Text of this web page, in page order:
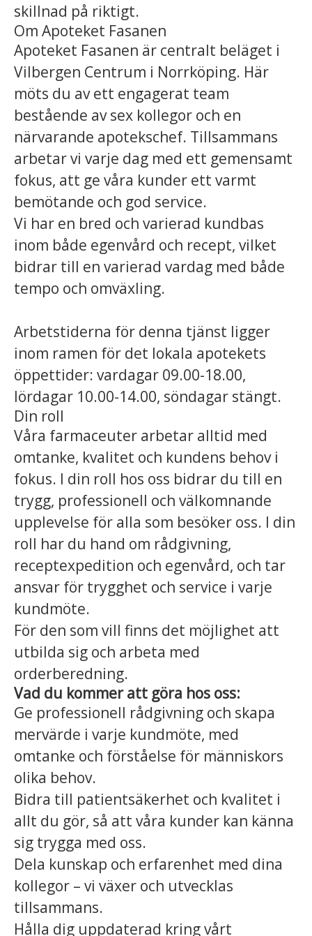
skillnad på riktigt.
Om Apoteket Fasanen
Apoteket Fasanen är centralt beläget i
Vilbergen Centrum i Norrköping. Här
möts du av ett engagerat team
bestående av sex kollegor och en
närvarande apotekschef. Tillsammans
arbetar vi varje dag med ett gemensamt
fokus, att ge våra kunder ett varmt
bemötande och god service.
Vi har en bred och varierad kundbas
inom både egenvård och recept, vilket
bidrar till en varierad vardag med både
tempo och omväxling.
Arbetstiderna för denna tjänst ligger
inom ramen för det lokala apotekets
öppettider: vardagar 09.00-18.00,
lördagar 10.00-14.00, söndagar stängt.
Din roll
Våra farmaceuter arbetar alltid med
omtanke, kvalitet och kundens behov i
fokus. I din roll hos oss bidrar du till en
trygg, professionell och välkomnande
upplevelse för alla som besöker oss. I din
roll har du hand om rådgivning,
receptexpedition och egenvård, och tar
ansvar för trygghet och service i varje
kundmöte.
För den som vill finns det möjlighet att
utbilda sig och arbeta med
orderberedning.
Vad du kommer att göra hos oss:
Ge professionell rådgivning och skapa
mervärde i varje kundmöte, med
omtanke och förståelse för människors
olika behov.
Bidra till patientsäkerhet och kvalitet i
allt du gör, så att våra kunder kan känna
sig trygga med oss.
Dela kunskap och erfarenhet med dina
kollegor – vi växer och utvecklas
tillsammans.
Hålla dig uppdaterad kring vårt